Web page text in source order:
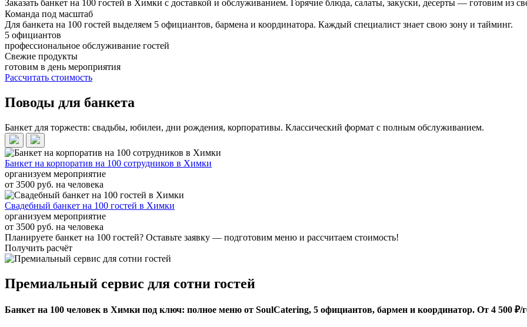
Заказать банкет на 100 гостей в Химки с доставкой и обслуживанием. Горячие блюда, салаты, закуски, десерты — готовим из
Команда под масштаб
Для банкета на 100 гостей выделяем 5 официантов, бармена и координатора. Каждый специалист знает свою зону и тайминг.
5 официантов
профессиональное обслуживание гостей
Свежие продукты
готовим в день мероприятия
Рассчитать стоимость
Поводы для банкета
Банкет для торжеств: свадьбы, юбилеи, дни рождения, корпоративы. Классический формат с полным обслуживанием.
Банкет на корпоратив на 100 сотрудников в Химки
организуем мероприятие
от 3500 руб. на человека
Свадебный банкет на 100 гостей в Химки
организуем мероприятие
от 3500 руб. на человека
Планируете банкет на 100 гостей? Оставьте заявку — подготовим меню и рассчитаем стоимость!
Получить расчёт
Премиальный сервис для сотни гостей
Банкет на 100 человек в Химки под ключ: полное меню от SoulCatering, 5 официантов, бармен и координатор. От 4 500 ₽/